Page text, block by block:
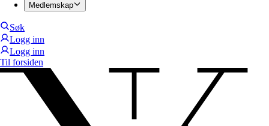
Medlemskap
Søk
Logg inn
Logg inn
Til forsiden